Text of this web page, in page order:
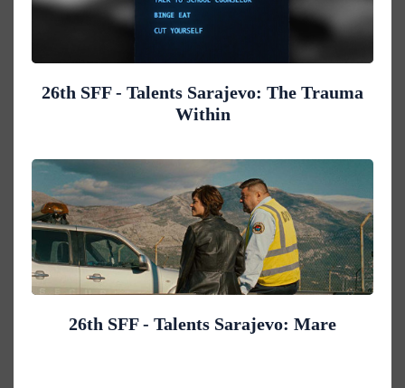
26th SFF - Talents Sarajevo: The Trauma
Within
26th SFF - Talents Sarajevo: Mare